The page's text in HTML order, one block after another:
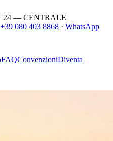
24 — CENTRALE
+39 080 403 8868 · WhatsApp
FAQConvenzioniDiventa